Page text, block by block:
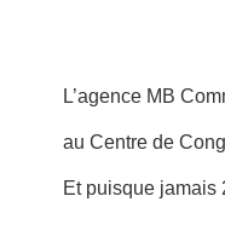
L’agence MB
au Centre de
Et puisque